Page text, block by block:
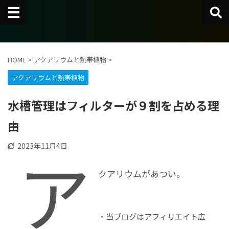
HOME > アクアリウムと熱帯植物 >
アクアリウムと熱帯植物
水槽管理はフィルターが９割を占める理
由
2023年11月4日
ア クアリウムがあつい。
・当ブログはアフィリエイト広